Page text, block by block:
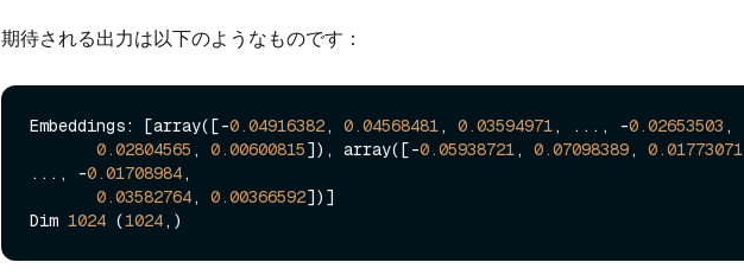
期待される出力は以下のようなものです：
Embeddings: [array([-0.04916382, 0.04568481, 0.03594971, ..., -0.02653503 ,
0.02804565 , 0.00600815]), array([-0.05938721, 0.07098389, 0.01773071
..., -0.01708984,
0.03582764, 0.00366592])]
Dim 1024 (1024